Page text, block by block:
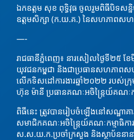
ឯកឧត្តម សុខ ពុទ្ធិវុធ ចូលរួមពិធីបិទសន្
ឧត្តមសិក្សា (ក.យ.គ.) នៃសហភាពសហ
—-
រាជធានីភ្នំពេញ៖ នារសៀលថ្ងៃទី២៥
យុវជនកម្ពុជា និងជាប្រធានសហភាពស
លើកទិសដៅការងារឆ្នាំ២០២២ របស់ក្រុ
ហ៊ុន ម៉ានី ប្រធានគណៈអចិន្ត្រៃយ៍គណៈ
ពិធីនេះ ត្រូវបានរៀបចំឡើងនៅសណ្ឋ
សមាជិកគណៈអចិន្រ្តៃយ៍គណៈកម្មាធិក
ស.ស.យ.ក.ប្រចាំក្រសួង និងស្ថាប័ននាន